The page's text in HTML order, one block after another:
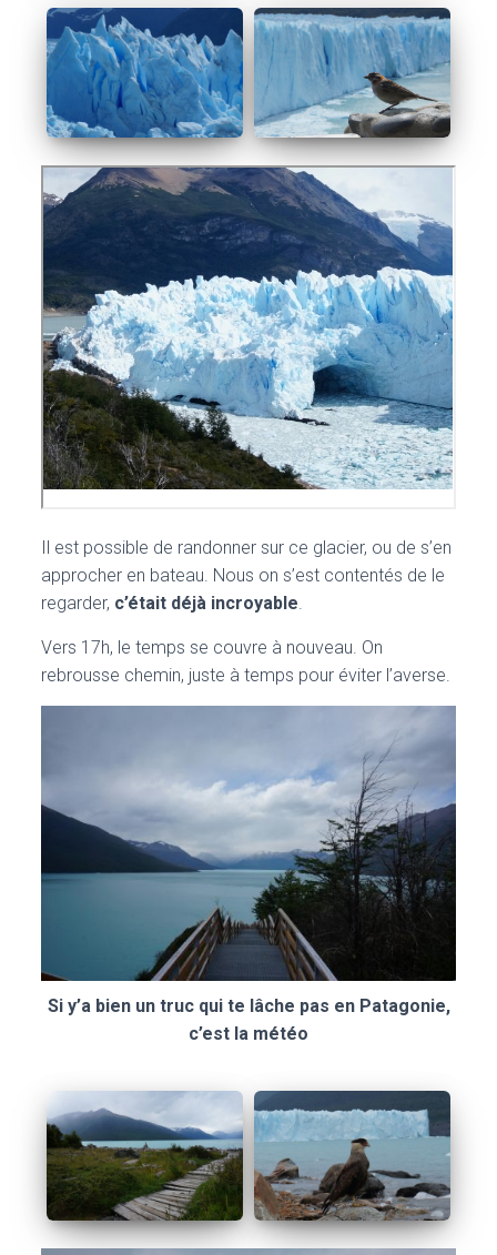
Il est possible de randonner sur ce glacier, ou de s’en
approcher en bateau. Nous on s’est contentés de le
regarder, c’était déjà incroyable.
Vers 17h, le temps se couvre à nouveau. On
rebrousse chemin, juste à temps pour éviter l’averse.
Si y’a bien un truc qui te lâche pas en Patagonie,
c’est la météo